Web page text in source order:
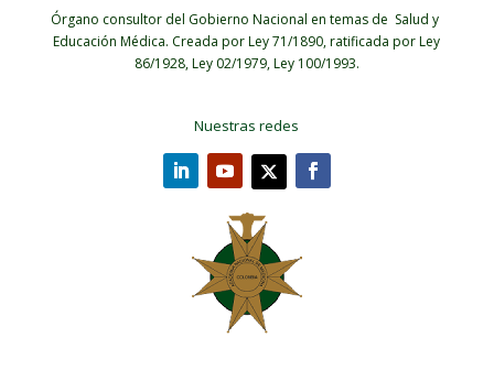
Órgano consultor del Gobierno Nacional en temas de Salud y
Educación Médica. Creada por Ley 71/1890, ratificada por Ley
86/1928, Ley 02/1979, Ley 100/1993.
Nuestras redes